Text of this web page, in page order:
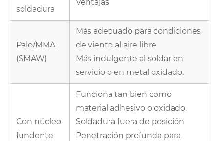
soldadura
Ventajas
Palo/MMA
(SMAW)
Más adecuado para condiciones
de viento al aire libre
Más indulgente al soldar en
servicio o en metal oxidado.
Con núcleo
fundente
Funciona tan bien como
material adhesivo o oxidado.
Soldadura fuera de posición
Penetración profunda para